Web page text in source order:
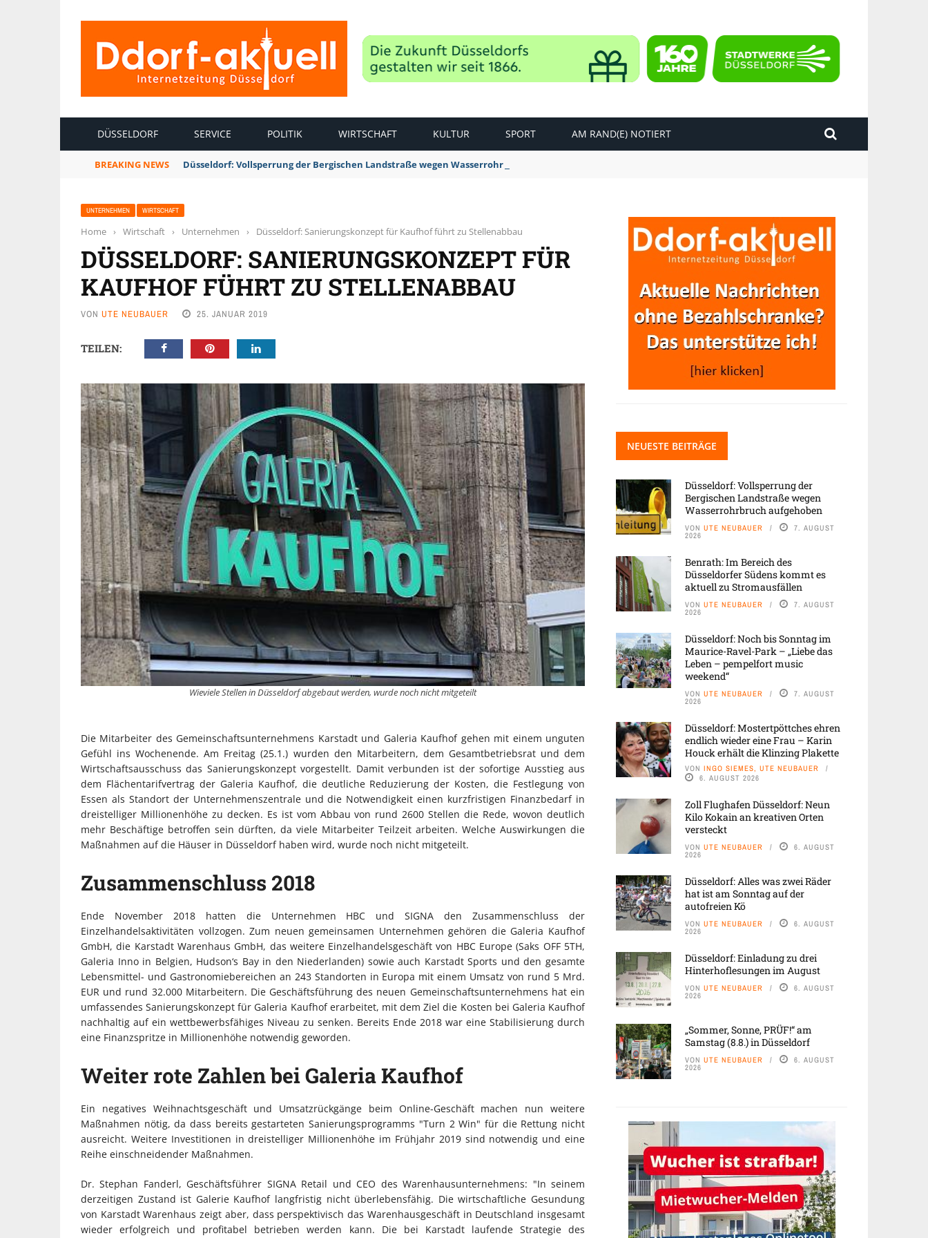
DÜSSELDORF SERVICE POLITIK WIRTSCHAFT KULTUR SPORT AM RAND(E) NOTIERT
BREAKING NEWS Düsseldorf: Vollsperrung der Bergischen Landstraße wegen Wasserrohrbruch aufgehoben
UNTERNEHMEN WIRTSCHAFT
Home › Wirtschaft › Unternehmen › Düsseldorf: Sanierungskonzept für Kaufhof führt zu Stellenabbau
DÜSSELDORF: SANIERUNGSKONZEPT FÜR
KAUFHOF FÜHRT ZU STELLENABBAU
VON UTE NEUBAUER 25. JANUAR 2019
TEILEN:
Wieviele Stellen in Düsseldorf abgebaut werden, wurde noch nicht mitgeteilt
Die Mitarbeiter des Gemeinschaftsunternehmens Karstadt und Galeria Kaufhof gehen mit einem unguten
Gefühl ins Wochenende. Am Freitag (25.1.) wurden den Mitarbeitern, dem Gesamtbetriebsrat und dem
Wirtschaftsausschuss das Sanierungskonzept vorgestellt. Damit verbunden ist der sofortige Ausstieg aus
dem Flächentarifvertrag der Galeria Kaufhof, die deutliche Reduzierung der Kosten, die Festlegung von
Essen als Standort der Unternehmenszentrale und die Notwendigkeit einen kurzfristigen Finanzbedarf in
dreistelliger Millionenhöhe zu decken. Es ist vom Abbau von rund 2600 Stellen die Rede, wovon deutlich
mehr Beschäftige betroffen sein dürften, da viele Mitarbeiter Teilzeit arbeiten. Welche Auswirkungen die
Maßnahmen auf die Häuser in Düsseldorf haben wird, wurde noch nicht mitgeteilt.
Zusammenschluss 2018
Ende November 2018 hatten die Unternehmen HBC und SIGNA den Zusammenschluss der
Einzelhandelsaktivitäten vollzogen. Zum neuen gemeinsamen Unternehmen gehören die Galeria Kaufhof
GmbH, die Karstadt Warenhaus GmbH, das weitere Einzelhandelsgeschäft von HBC Europe (Saks OFF 5TH,
Galeria Inno in Belgien, Hudson‘s Bay in den Niederlanden) sowie auch Karstadt Sports und den gesamte
Lebensmittel- und Gastronomiebereichen an 243 Standorten in Europa mit einem Umsatz von rund 5 Mrd.
EUR und rund 32.000 Mitarbeitern. Die Geschäftsführung des neuen Gemeinschaftsunternehmens hat ein
umfassendes Sanierungskonzept für Galeria Kaufhof erarbeitet, mit dem Ziel die Kosten bei Galeria Kaufhof
nachhaltig auf ein wettbewerbsfähiges Niveau zu senken. Bereits Ende 2018 war eine Stabilisierung durch
eine Finanzspritze in Millionenhöhe notwendig geworden.
Weiter rote Zahlen bei Galeria Kaufhof
Ein negatives Weihnachtsgeschäft und Umsatzrückgänge beim Online-Geschäft machen nun weitere
Maßnahmen nötig, da dass bereits gestarteten Sanierungsprogramms "Turn 2 Win" für die Rettung nicht
ausreicht. Weitere Investitionen in dreistelliger Millionenhöhe im Frühjahr 2019 sind notwendig und eine
Reihe einschneidender Maßnahmen.
Dr. Stephan Fanderl, Geschäftsführer SIGNA Retail und CEO des Warenhausunternehmens: "In seinem
derzeitigen Zustand ist Galerie Kaufhof langfristig nicht überlebensfähig. Die wirtschaftliche Gesundung
von Karstadt Warenhaus zeigt aber, dass perspektivisch das Warenhausgeschäft in Deutschland insgesamt
wieder erfolgreich und profitabel betrieben werden kann. Die bei Karstadt laufende Strategie des
NEUESTE BEITRÄGE
Düsseldorf: Vollsperrung der
Bergischen Landstraße wegen
Wasserrohrbruch aufgehoben
VON UTE NEUBAUER 7. AUGUST
2026
Benrath: Im Bereich des
Düsseldorfer Südens kommt es
aktuell zu Stromausfällen
VON UTE NEUBAUER 7. AUGUST
2026
Düsseldorf: Noch bis Sonntag im
Maurice-Ravel-Park – „Liebe das
Leben – pempelfort music
weekend“
VON UTE NEUBAUER 7. AUGUST
2026
Düsseldorf: Mostertpöttches ehren
endlich wieder eine Frau – Karin
Houck erhält die Klinzing Plakette
VON INGO SIEMES, UTE NEUBAUER
6. AUGUST 2026
Zoll Flughafen Düsseldorf: Neun
Kilo Kokain an kreativen Orten
versteckt
VON UTE NEUBAUER 6. AUGUST
2026
Düsseldorf: Alles was zwei Räder
hat ist am Sonntag auf der
autofreien Kö
VON UTE NEUBAUER 6. AUGUST
2026
Düsseldorf: Einladung zu drei
Hinterhoflesungen im August
VON UTE NEUBAUER 6. AUGUST
2026
„Sommer, Sonne, PRÜF!“ am
Samstag (8.8.) in Düsseldorf
VON UTE NEUBAUER 6. AUGUST
2026